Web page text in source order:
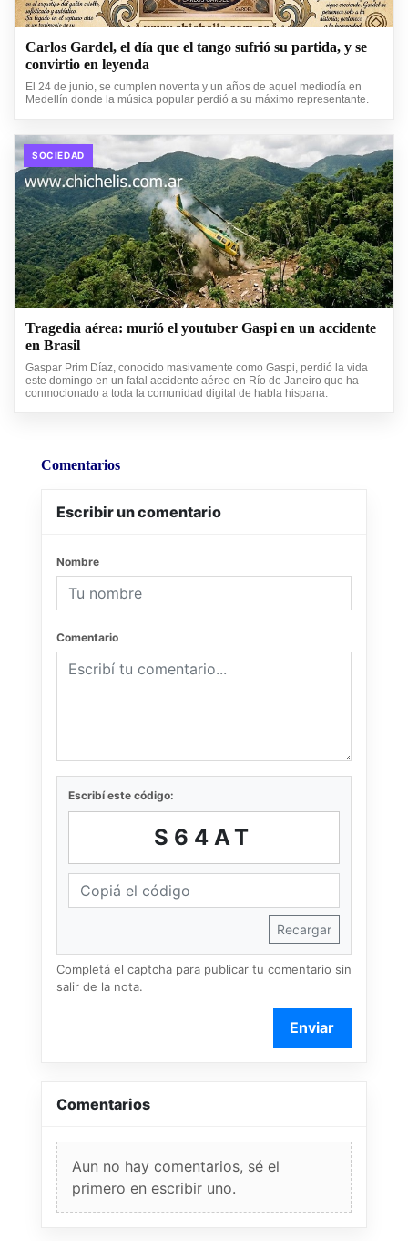
Carlos Gardel, el día que el tango sufrió su partida, y se
convirtio en leyenda
El 24 de junio, se cumplen noventa y un años de aquel mediodía en
Medellín donde la música popular perdió a su máximo representante.
SOCIEDAD
Tragedia aérea: murió el youtuber Gaspi en un accidente
en Brasil
Gaspar Prim Díaz, conocido masivamente como Gaspi, perdió la vida
este domingo en un fatal accidente aéreo en Río de Janeiro que ha
conmocionado a toda la comunidad digital de habla hispana.
Comentarios
Escribir un comentario
Nombre
Comentario
Escribí este código:
S64AT
Recargar
Completá el captcha para publicar tu comentario sin
salir de la nota.
Enviar
Comentarios
Aun no hay comentarios, sé el
primero en escribir uno.